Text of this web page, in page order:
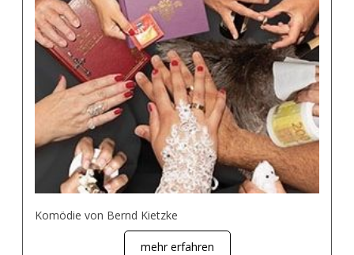
Komödie von Bernd Kietzke
mehr erfahren